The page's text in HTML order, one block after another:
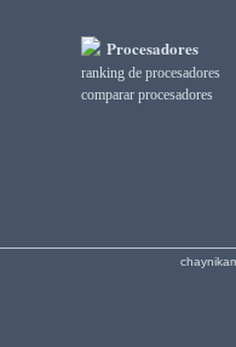
Procesadores
ranking de procesadores
comparar procesadores